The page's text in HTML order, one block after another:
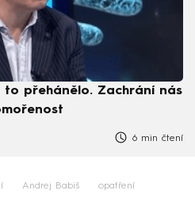
to přehánělo. Zachrání nás
6 min čtení
Andrej Babiš opatření